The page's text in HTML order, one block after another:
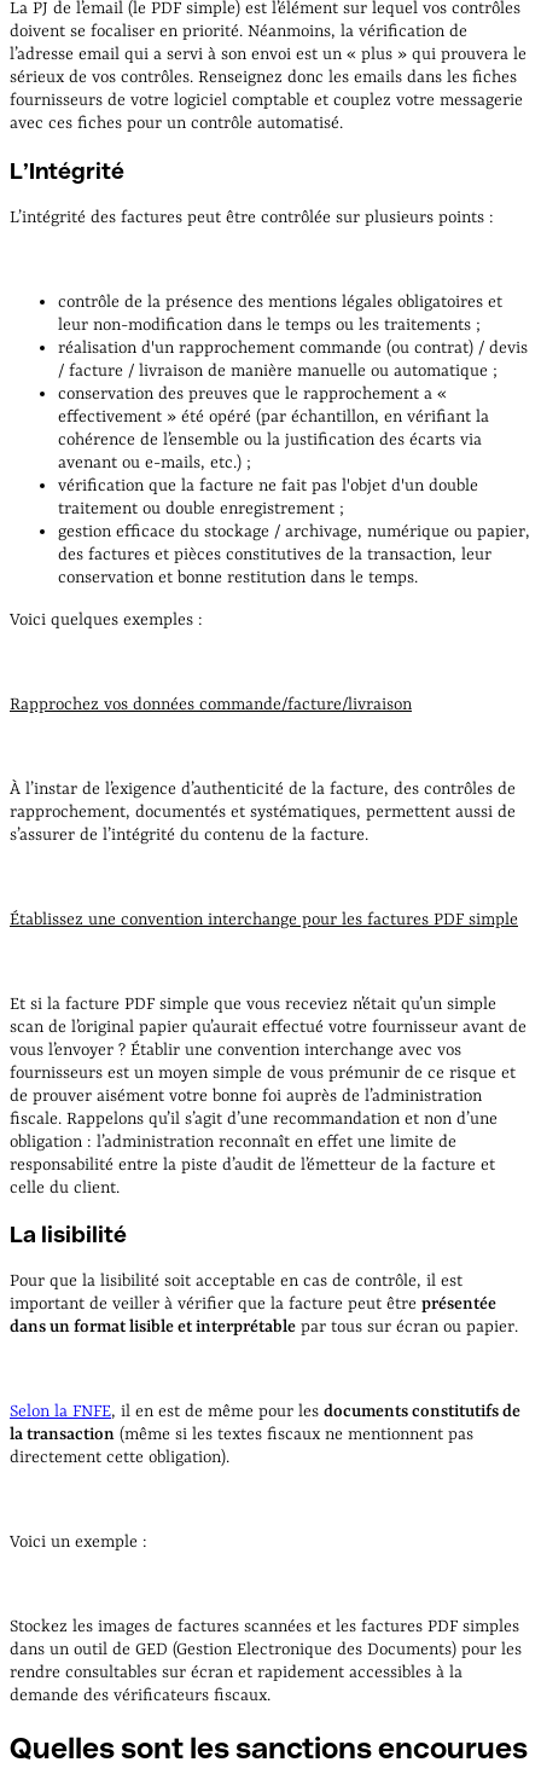
La PJ de l’email (le PDF simple) est l’élément sur lequel vos contrôles
doivent se focaliser en priorité. Néanmoins, la vérification de
l’adresse email qui a servi à son envoi est un « plus » qui prouvera le
sérieux de vos contrôles. Renseignez donc les emails dans les fiches
fournisseurs de votre logiciel comptable et couplez votre messagerie
avec ces fiches pour un contrôle automatisé.
L’Intégrité
L’intégrité des factures peut être contrôlée sur plusieurs points :
contrôle de la présence des mentions légales obligatoires et
leur non-modification dans le temps ou les traitements ;
réalisation d'un rapprochement commande (ou contrat) / devis
/ facture / livraison de manière manuelle ou automatique ;
conservation des preuves que le rapprochement a «
effectivement » été opéré (par échantillon, en vérifiant la
cohérence de l’ensemble ou la justification des écarts via
avenant ou e-mails, etc.) ;
vérification que la facture ne fait pas l'objet d'un double
traitement ou double enregistrement ;
gestion efficace du stockage / archivage, numérique ou papier,
des factures et pièces constitutives de la transaction, leur
conservation et bonne restitution dans le temps.
Voici quelques exemples :
Rapprochez vos données commande/facture/livraison
À l’instar de l’exigence d’authenticité de la facture, des contrôles de
rapprochement, documentés et systématiques, permettent aussi de
s’assurer de l’intégrité du contenu de la facture.
Établissez une convention interchange pour les factures PDF simple
Et si la facture PDF simple que vous receviez n’était qu’un simple
scan de l’original papier qu’aurait effectué votre fournisseur avant de
vous l’envoyer ? Établir une convention interchange avec vos
fournisseurs est un moyen simple de vous prémunir de ce risque et
de prouver aisément votre bonne foi auprès de l’administration
fiscale. Rappelons qu’il s’agit d’une recommandation et non d’une
obligation : l’administration reconnaît en effet une limite de
responsabilité entre la piste d’audit de l’émetteur de la facture et
celle du client.
La lisibilité
Pour que la lisibilité soit acceptable en cas de contrôle, il est
important de veiller à vérifier que la facture peut être présentée
dans un format lisible et interprétable par tous sur écran ou papier.
Selon la FNFE, il en est de même pour les documents constitutifs de
la transaction (même si les textes fiscaux ne mentionnent pas
directement cette obligation).
Voici un exemple :
Stockez les images de factures scannées et les factures PDF simples
dans un outil de GED (Gestion Electronique des Documents) pour les
rendre consultables sur écran et rapidement accessibles à la
demande des vérificateurs fiscaux.
Quelles sont les sanctions encourues